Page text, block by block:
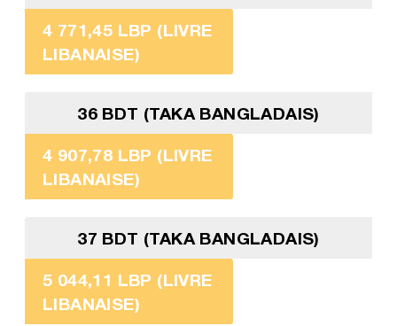
4 771,45 LBP (LIVRE
LIBANAISE)
36 BDT (TAKA BANGLADAIS)
4 907,78 LBP (LIVRE
LIBANAISE)
37 BDT (TAKA BANGLADAIS)
5 044,11 LBP (LIVRE
LIBANAISE)